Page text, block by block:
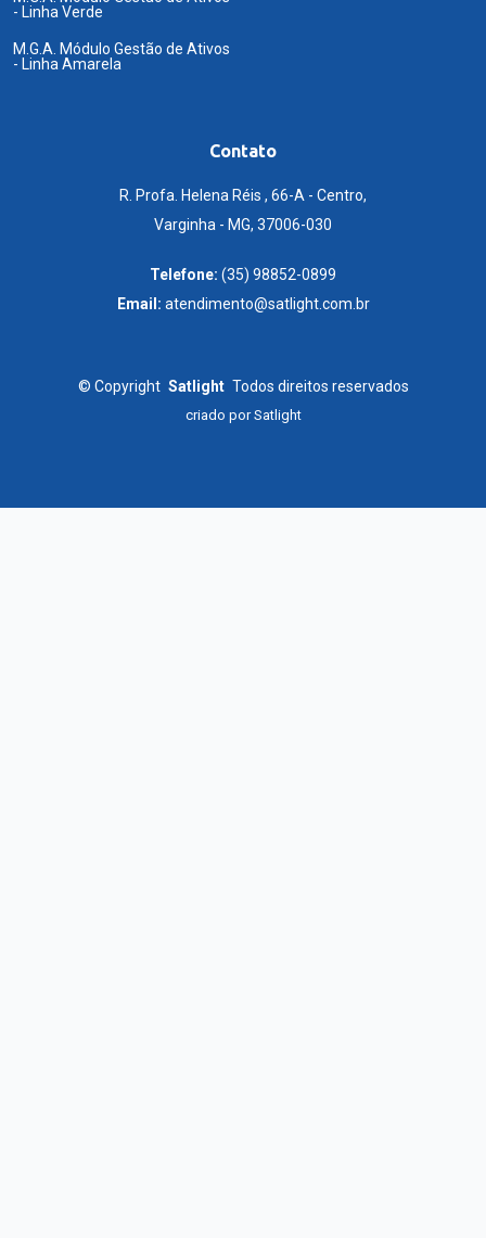
- Linha Verde
M.G.A. Módulo Gestão de Ativos
- Linha Amarela
Contato
R. Profa. Helena Réis , 66-A - Centro,
Varginha - MG, 37006-030
Telefone: (35) 98852-0899
Email: atendimento@satlight.com.br
© Copyright Satlight Todos direitos reservados
criado porSatlight